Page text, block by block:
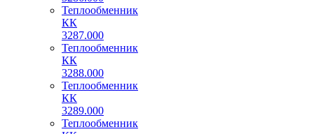
Теплообменник
КК
3287.000
Теплообменник
КК
3288.000
Теплообменник
КК
3289.000
Теплообменник